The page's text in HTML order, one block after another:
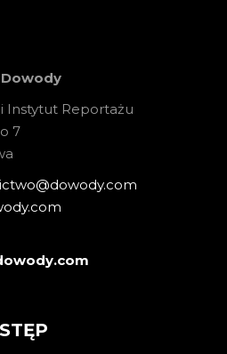
Instytut Reportażu
7